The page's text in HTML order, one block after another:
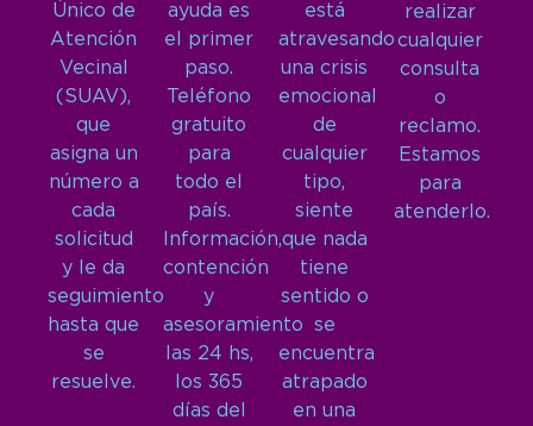
Único de
Atención
Vecinal
(SUAV),
que
asigna un
número a
cada
solicitud
y le da
seguimiento
hasta que
se
resuelve.
ayuda es
el primer
paso.
Teléfono
gratuito
para
todo el
país.
Información,
contención
y
asesoramiento
las 24 hs,
los 365
días del
está
atravesando
una crisis
emocional
de
cualquier
tipo,
siente
que nada
tiene
sentido o
se
encuentra
atrapado
en una
realizar
cualquier
consulta
o
reclamo.
Estamos
para
atenderlo.